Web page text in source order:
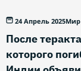
24 Апрель 2025Мир
После
которого